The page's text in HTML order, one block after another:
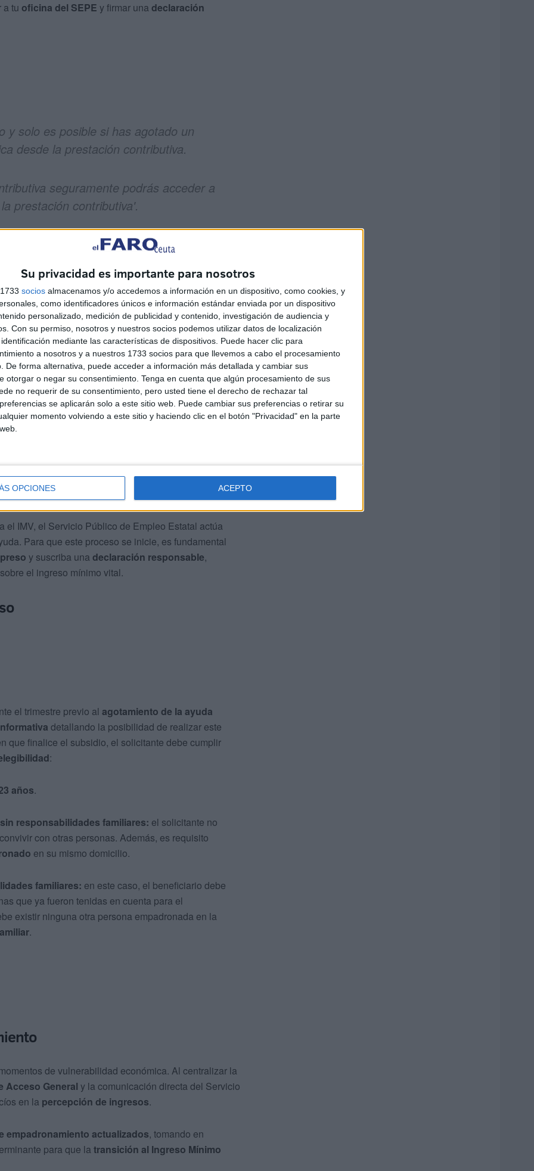
Su privacidad es importante para nosotros
socios almacenamos y/o accedemos a información en un dispositivo, como cookies, y
como identificadores únicos e información estándar enviada por un dispositivo
personalizado, medición de publicidad y contenido, investigación de audiencia y
Con su permiso, nosotros y nuestros socios podemos utilizar datos de localización
mediante las características de dispositivos. Puede hacer clic para
a nosotros y a nuestros 1733 socios para que llevemos a cabo el procesamiento
De forma alternativa, puede acceder a información más detallada y cambiar sus
otorgar o negar su consentimiento. Tenga en cuenta que algún procesamiento de sus
no requerir de su consentimiento, pero usted tiene el derecho de rechazar tal
se aplicarán solo a este sitio web. Puede cambiar sus preferencias o retirar su
momento volviendo a este sitio y haciendo clic en el botón "Privacidad" en la parte
OPCIONES ACEPTO
a tu oficina del SEPE y firmar una declaración
y solo es posible si has agotado un
desde la prestación contributiva.
seguramente podrás acceder a
prestación contributiva'.
por desempleo
su ayuda económica sin haber logrado lareinserción
socialqueda disponible. Para estos casos, el
acceso al Ingreso Mínimo Vital, asegurando que los
su prestación.
se aplica cuando se agota elsubsidio
por desempleo (SED)o laRenta Activa de
IMV, el Servicio Público de Empleo Estatal actúa
Para que este proceso se inicie, es fundamental
y suscriba una declaración responsable,
el ingreso mínimo vital.
el trimestre previo al agotamiento de la ayuda
detallando la posibilidad de realizar este
que finalice el subsidio, el solicitante debe cumplir
:
años.
responsabilidades familiares: el solicitante no
con otras personas. Además, es requisito
en su mismo domicilio.
familiares: en este caso, el beneficiario debe
que ya fueron tenidas en cuenta para el
existir ninguna otra persona empadronada en la
.
de vulnerabilidad económica. Al centralizar la
Acceso General y la comunicación directa del Servicio
en la percepción de ingresos.
empadronamiento actualizados, tomando en
para que la transición al Ingreso Mínimo